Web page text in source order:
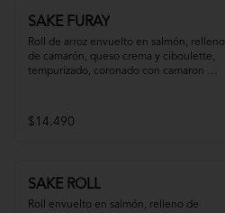
SAKE FURAY
Roll de arroz envuelto en salmón, relleno
de camarón, queso crema y ciboulette,
tempurizado, coronado con camaron
$14.490
SAKE ROLL
Roll envuelto en salmón, relleno de